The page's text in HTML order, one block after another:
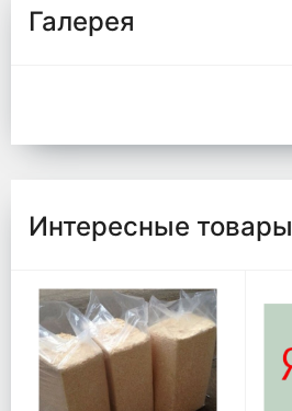
Галерея
Интересные товары